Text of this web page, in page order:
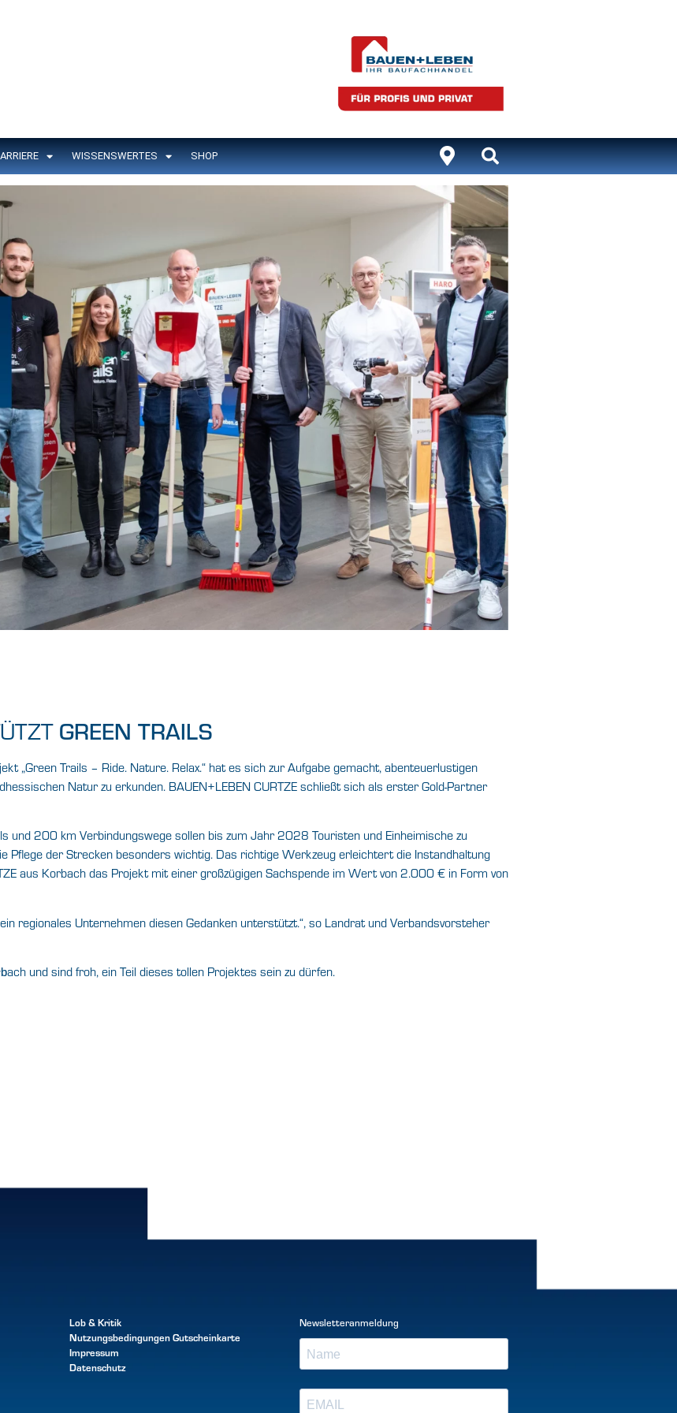
WISSENSWERTES SHOP
GREEN TRAILS
„Green Trails – Ride. Nature. Relax.“ hat es sich zur Aufgabe gemacht, abenteuerlustigen
Natur zu erkunden. BAUEN+LEBEN CURTZE schließt sich als erster Gold-Partner
und 200 km Verbindungswege sollen bis zum Jahr 2028 Touristen und Einheimische zu
Pflege der Strecken besonders wichtig. Das richtige Werkzeug erleichtert die Instandhaltung
aus Korbach das Projekt mit einer großzügigen Sachspende im Wert von 2.000 € in Form von
regionales Unternehmen diesen Gedanken unterstützt.“, so Landrat und Verbandsvorsteher
ach und sind froh, ein Teil dieses tollen Projektes sein zu dürfen.
Lob & Kritik
NutzungsbedingungenGutscheinkarte
Impressum
Datenschutz
Newsletteranmeldung